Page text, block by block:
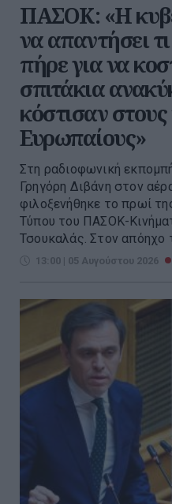
ΠΑΣΟΚ: «Η
να απαντήσει
πήρε για να
σπιτάκια
κόστισαν
Ευρωπαίους»
Στη ραδιοφωνική
Γρηγόρη Διβάνη στον
φιλοξενήθηκε το πρωί
Τύπου του ΠΑΣΟΚ-
Τσουκαλάς. Στον απόηχο
13:00 | 05 Αυγούστου 2026